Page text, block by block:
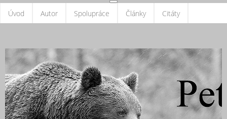
Úvod Autor Spolupráce Články Citáty